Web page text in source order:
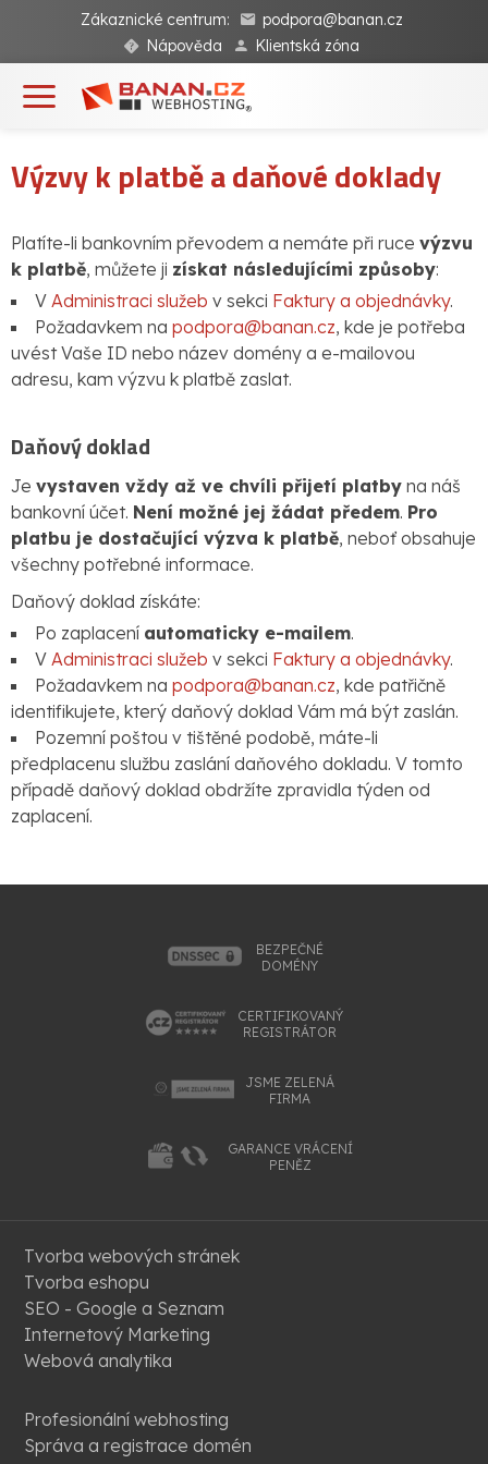
Zákaznické centrum:
podpora@banan.cz
Nápověda
Klientská zóna
Výzvy k platbě a daňové doklady
Platíte-li bankovním převodem a nemáte při ruce výzvu
k platbě, můžete ji získat následujícími způsoby:
V Administraci služeb v sekci Faktury a objednávky.
Požadavkem na podpora@banan.cz, kde je potřeba
uvést Vaše ID nebo název domény a e-mailovou
adresu, kam výzvu k platbě zaslat.
Daňový doklad
Je vystaven vždy až ve chvíli přijetí platby na náš
bankovní účet. Není možné jej žádat předem. Pro
platbu je dostačující výzva k platbě, neboť obsahuje
všechny potřebné informace.
Daňový doklad získáte:
Po zaplacení automaticky e-mailem.
V Administraci služeb v sekci Faktury a objednávky.
Požadavkem na podpora@banan.cz, kde patřičně
identifikujete, který daňový doklad Vám má být zaslán.
Pozemní poštou v tištěné podobě, máte-li
předplacenu službu zaslání daňového dokladu. V tomto
případě daňový doklad obdržíte zpravidla týden od
zaplacení.
BEZPEČNÉ
DOMÉNY
CERTIFIKOVANÝ
REGISTRÁTOR
JSME ZELENÁ
FIRMA
GARANCE VRÁCENÍ
PENĚZ
Tvorba webových stránek
Tvorba eshopu
SEO - Google a Seznam
Internetový Marketing
Webová analytika
Profesionální webhosting
Správa a registrace domén